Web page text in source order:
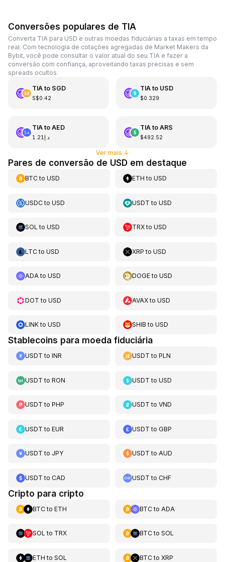
Conversões populares de TIA
Converta TIA para USD e outras moedas fiduciárias a taxas em tempo
real. Com tecnologia de cotações agregadas de Market Makers da
Bybit, você pode consultar o valor atual do seu TIA e fazer a
conversão com confiança, aproveitando taxas precisas e sem
spreads ocultos.
TIAto SGD
S$0.42
TIAto USD
$0.329
TIAto AED
د.إ1.21
TIAto ARS
$492.52
Ver mais ↓
Pares de conversão de USD em destaque
BTCto USD ETH toUSD
USDCto USD USDT toUSD
SOL to USD TRXtoUSD
LTCto USD XRP toUSD
ADAto USD DOGEtoUSD
DOT to USD AVAXtoUSD
LINKto USD SHIB toUSD
Stablecoins para moeda fiduciária
USDT to INR USDT toPLN
USDT to RON USDT toUSD
USDT to PHP USDT toVND
USDT to EUR USDT toGBP
USDT to JPY USDT toAUD
USDT to CAD USDT toCHF
Cripto para cripto
BTCto ETH BTCto ADA
SOL to TRX BTCto SOL
ETH to SOL BTCto XRP